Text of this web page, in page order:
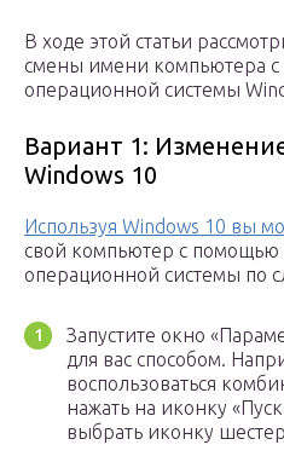
В ходе этой статьи
смены имени компьютера
операционной системы
Вариант 1:
Windows 10
Используя Windows 10 вы
свой компьютер с помощью
операционной системы по
Запустите окно
для вас способом.
воспользоваться
нажать на иконку
выбрать иконку